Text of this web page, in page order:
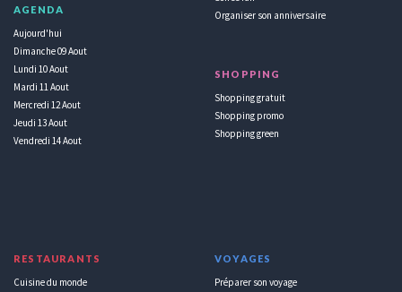
AGENDA
Aujourd'hui
Dimanche 09 Aout
Lundi 10 Aout
Mardi 11 Aout
Mercredi 12 Aout
Jeudi 13 Aout
Vendredi 14 Aout
Organiser son anniversaire
SHOPPING
Shopping gratuit
Shopping promo
Shopping green
RESTAURANTS
Cuisine du monde
VOYAGES
Préparer son voyage